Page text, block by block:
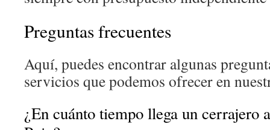
Preguntas frecuentes
Aquí, puedes encontrar algunas
servicios que podemos ofrecer en
¿En cuánto tiempo llega un